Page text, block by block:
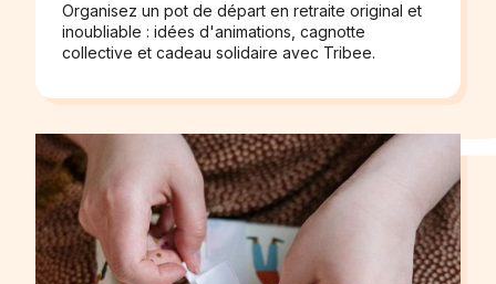
Organisez un pot de départ en retraite original et
inoubliable : idées d'animations, cagnotte
collective et cadeau solidaire avec Tribee.